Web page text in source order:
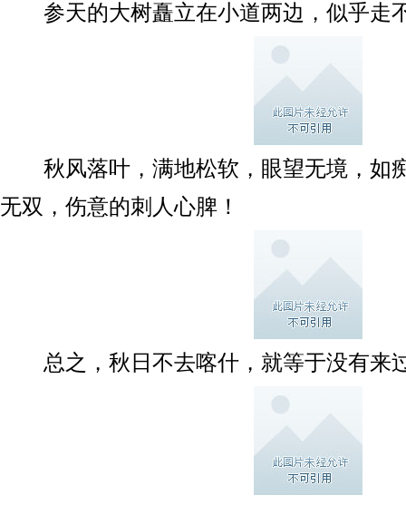
参天的大树矗立在小道两边，似乎走
秋风落叶，满地松软，眼望无境，如
无双，伤意的刺人心脾！
总之，秋日不去喀什，就等于没有来